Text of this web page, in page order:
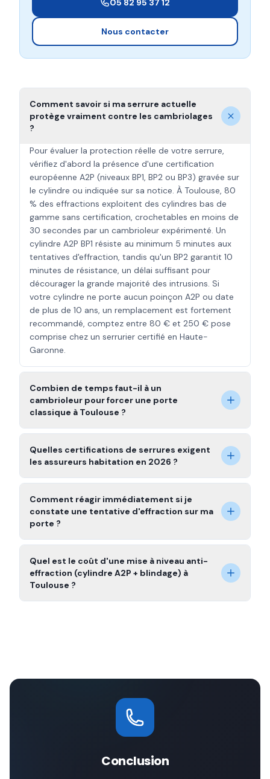
05 82 95 37 12
Nous contacter
Comment savoir si ma serrure actuelle
protège vraiment contre les cambriolages
?
Pour évaluer la protection réelle de votre serrure,
vérifiez d'abord la présence d'une certification
européenne A2P (niveaux BP1, BP2 ou BP3) gravée sur
le cylindre ou indiquée sur sa notice. À Toulouse, 80
% des effractions exploitent des cylindres bas de
gamme sans certification, crochetables en moins de
30 secondes par un cambrioleur expérimenté. Un
cylindre A2P BP1 résiste au minimum 5 minutes aux
tentatives d'effraction, tandis qu'un BP2 garantit 10
minutes de résistance, un délai suffisant pour
décourager la grande majorité des intrusions. Si
votre cylindre ne porte aucun poinçon A2P ou date
de plus de 10 ans, un remplacement est fortement
recommandé, comptez entre 80 € et 250 € pose
comprise chez un serrurier certifié en Haute-
Garonne.
Combien de temps faut-il à un
cambrioleur pour forcer une porte
classique à Toulouse ?
Quelles certifications de serrures exigent
les assureurs habitation en 2026 ?
Comment réagir immédiatement si je
constate une tentative d'effraction sur ma
porte ?
Quel est le coût d'une mise à niveau anti-
effraction (cylindre A2P + blindage) à
Toulouse ?
Conclusion